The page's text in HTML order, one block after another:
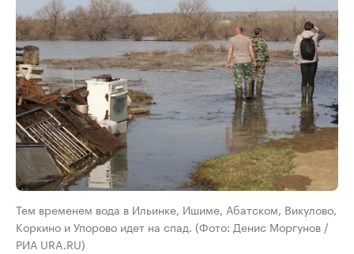
Тем временем вода в Ильинке, Ишиме, Абатском, Викулово,
Коркино и Упорово идет на спад. (Фото: Денис Моргунов /
РИА URA.RU)